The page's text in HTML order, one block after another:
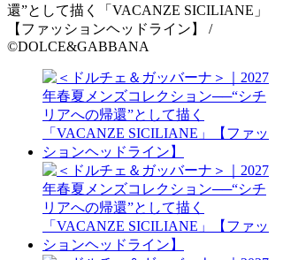
還”として描く「VACANZE SICILIANE」
【ファッションヘッドライン】 /
©DOLCE&GABBANA